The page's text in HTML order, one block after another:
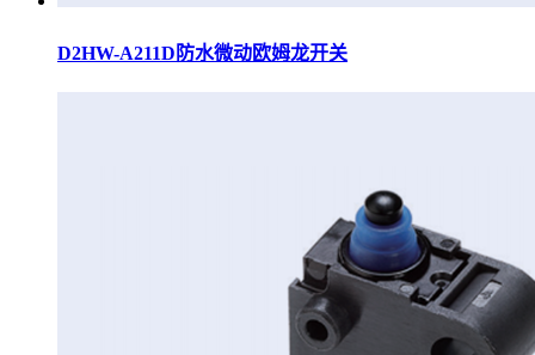
D2HW-A211D防水微动欧姆龙开关